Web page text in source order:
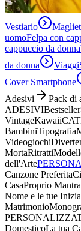
Vestiario
uomoFelpa con
cappuccio da donna
da donna
Viaggi
Cover Smartphone
Adesivi
Pack di
ADESIVIBestseller
VintageKawaii
BambiniTipografia
Videogiochi
MortaRitratti
dell'Arte
Canzone Preferita
CasaProprio Mantra
Nome e le tue
Matrimonio
DomesticoLa tua